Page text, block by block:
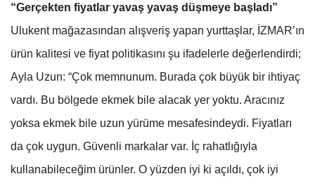
“Gerçekten fiyatlar yavaş yavaş düşmeye başladı”
Ulukent mağazasından alışveriş yapan yurttaşlar, İZMAR’ın
ürün kalitesi ve fiyat politikasını şu ifadelerle değerlendirdi;
Ayla Uzun: “Çok memnunum. Burada çok büyük bir ihtiyaç
vardı. Bu bölgede ekmek bile alacak yer yoktu. Aracınız
yoksa ekmek bile uzun yürüme mesafesindeydi. Fiyatları
da çok uygun. Güvenli markalar var. İç rahatlığıyla
kullanabileceğim ürünler. O yüzden iyi ki açıldı, çok iyi